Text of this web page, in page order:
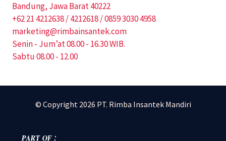
Bandung, Jawa Barat 40222
+62 21 4212638 / 4212618 / 0859 3030 4958
marketing@rimbainsantek.com
Senin - Jum’at 08.00 - 16.30 WIB.
Sabtu 08.00 - 12.00
© Copyright 2026 PT. Rimba Insantek Mandiri